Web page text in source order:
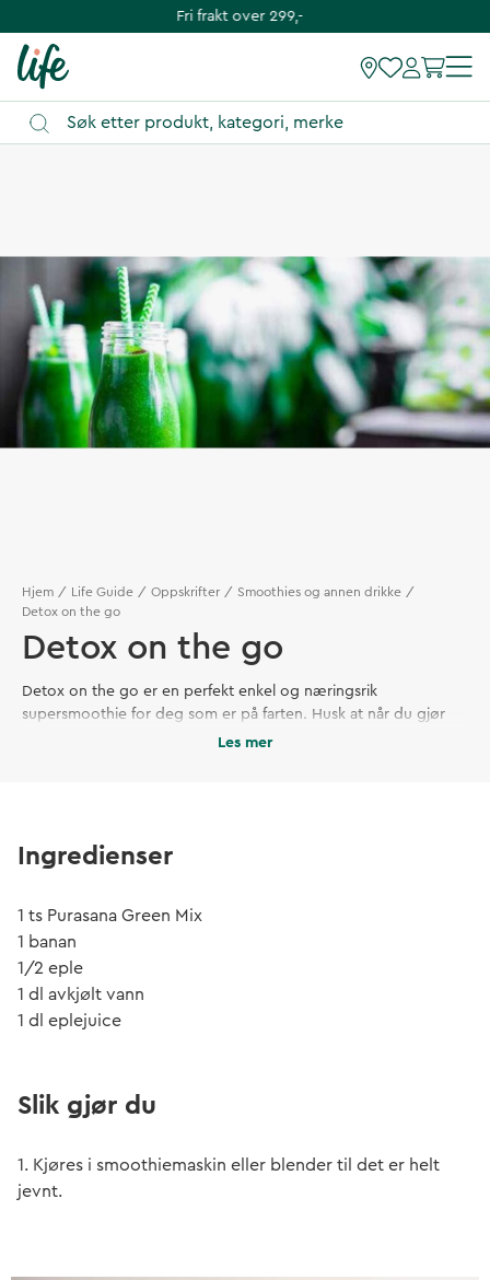
Fri frakt over 299,-
Hjem Life Guide Oppskrifter
Smoothies og annen drikke
Detox on the go
Detox on the go
Detox on the go er en perfekt enkel og næringsrik
supersmoothie for deg som er på farten. Husk at når du gjør
det enkelt for kroppen vil det også bli enklere for den å ta opp
Les mer
Ingredienser
1 ts Purasana Green Mix
1 banan
1/2 eple
1 dl avkjølt vann
1 dl eplejuice
Slik gjør du
1. Kjøres i smoothiemaskin eller blender til det er helt
jevnt.